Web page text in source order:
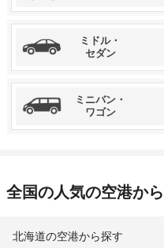
ミドル・
セダン
ミニバン・
ワゴン
全国の人気の空港か
北海道の空港から探す